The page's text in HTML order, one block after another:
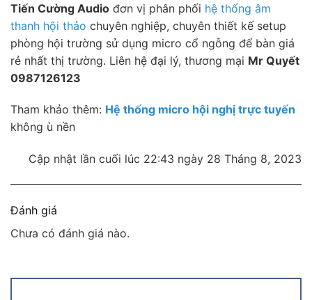
Tiến Cường Audio đơn vị phân phối hệ thống âm
thanh hội thảo chuyên nghiệp, chuyên thiết kế setup
phòng hội trường sử dụng micro cổ ngỗng để bàn giá
rẻ nhất thị trường. Liên hệ đại lý, thương mại Mr Quyết
0987126123
Tham khảo thêm: Hệ thống micro hội nghị trực tuyến
không ù nền
Cập nhật lần cuối lúc 22:43 ngày 28 Tháng 8, 2023
Đánh giá
Chưa có đánh giá nào.